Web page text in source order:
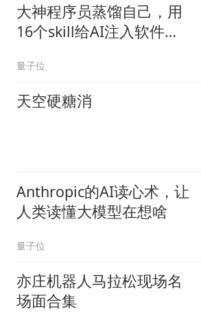
大神程序员蒸馏自己，用
16个skill给AI注入软件工
量子位
天空硬糖消
Anthropic的AI读心术，让
人类读懂大模型在想啥
量子位
亦庄机器人马拉松现场名
场面合集